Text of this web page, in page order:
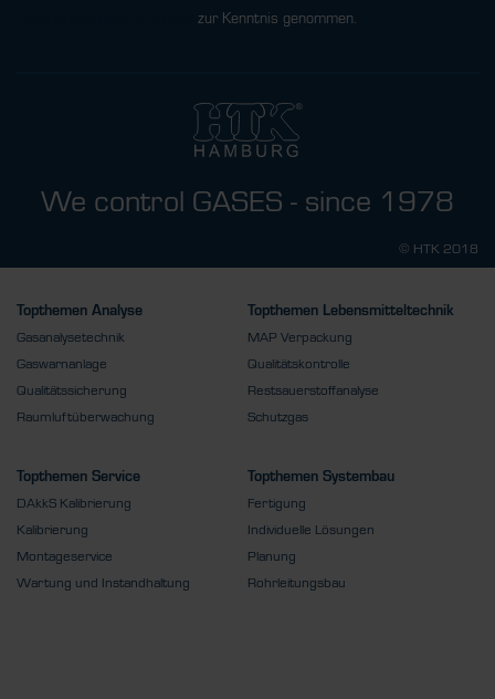
zur Kenntnis genommen.
We control GASES - since 1978
© HTK 2018
Topthemen Analyse
Gasanalysetechnik
Gaswarnanlage
Qualitätssicherung
Raumluftüberwachung
Topthemen Lebensmitteltechnik
MAP Verpackung
Qualitätskontrolle
Restsauerstoffanalyse
Schutzgas
Topthemen Service
DAkkS Kalibrierung
Kalibrierung
Montageservice
Wartung und Instandhaltung
Topthemen Systembau
Fertigung
Individuelle Lösungen
Planung
Rohrleitungsbau